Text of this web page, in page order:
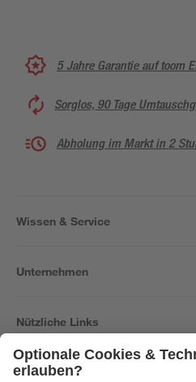
5 Jahre Garantie auf toom
Sorglos, 90 Tage
Abholung im Markt in 2
Wissen & Service
Unternehmen
Nützliche Links